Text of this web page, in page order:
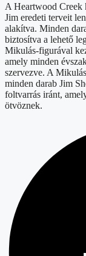
A Heartwood Creek
Jim eredeti terveit
alakítva. Minden
biztosítva a lehető
Mikulás-figurával
amely minden
szervezve. A
minden darab Jim
foltvarrás iránt,
ötvöznek.